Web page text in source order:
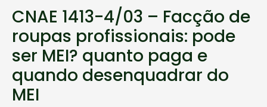
CNAE 1413-4/03 – Facção de
roupas profissionais: pode
ser MEI? quanto paga e
quando desenquadrar do
MEI